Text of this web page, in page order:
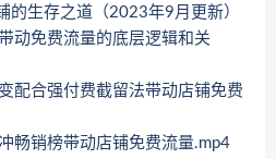
的生存之道（2023年9月更新）
动免费流量的底层逻辑和关
配合强付费截留法带动店铺免费
畅销榜带动店铺免费流量.mp4